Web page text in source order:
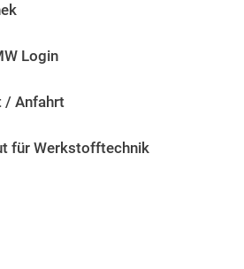
Login
/ Anfahrt
für Werkstofftechnik